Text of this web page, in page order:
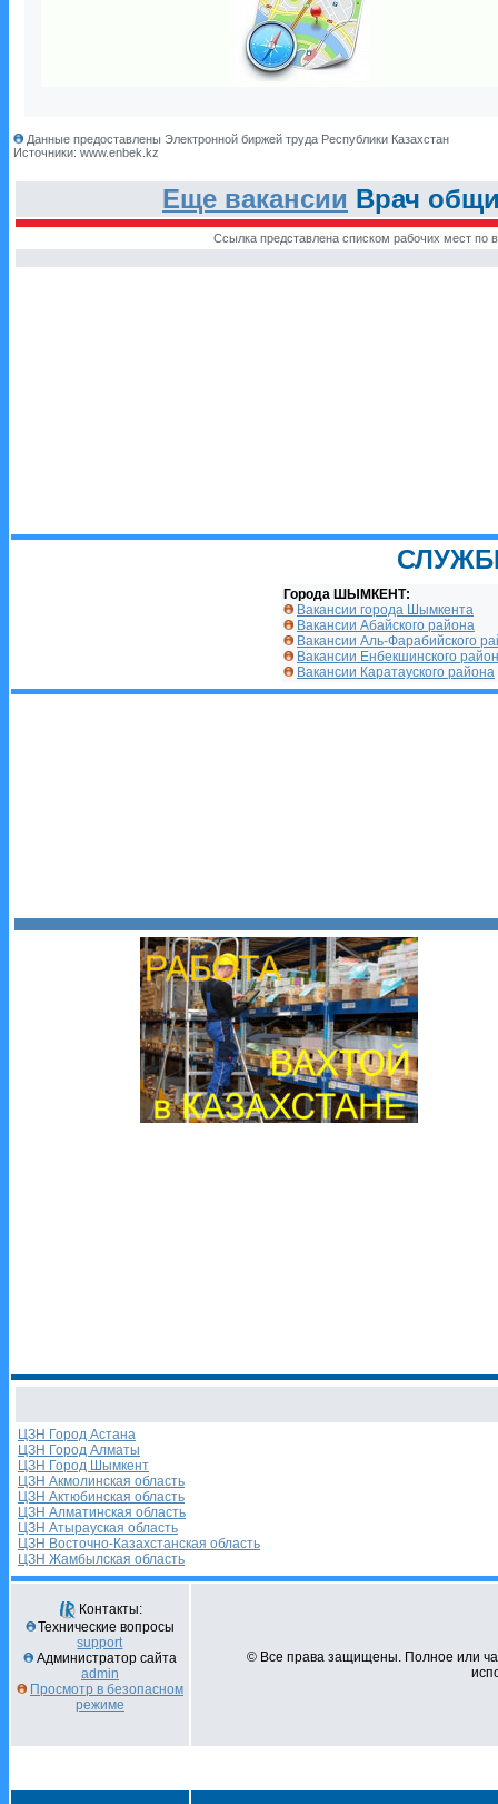
Данные предоставлены Электронной биржей труда Республики Казахстан
Источники: www.enbek.kz
Еще вакансии Врач
Ссылка представлена списком рабочих мест по
Города ШЫМКЕНТ:
Вакансии города Шымкента
Вакансии Абайского района
Вакансии Аль-Фарабийского
Вакансии Енбекшинского
Вакансии Каратауского района
ЦЗН Город Астана
ЦЗН Город Алматы
ЦЗН Город Шымкент
ЦЗН Акмолинская область
ЦЗН Актюбинская область
ЦЗН Алматинская область
ЦЗН Атырауская область
ЦЗН Восточно-Казахстанская область
ЦЗН Жамбылская область
Контакты:
Технические вопросы
support
Администратор сайта
admin
Просмотр в безопасном
режиме
© Все права защищены. Полное или